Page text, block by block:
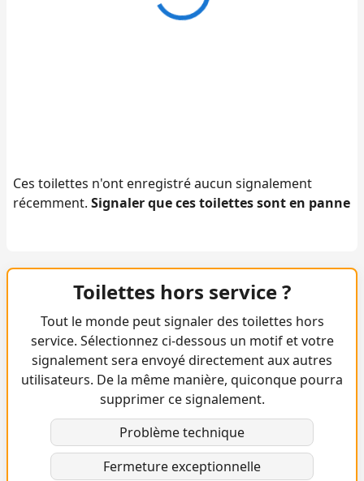
Ces toilettes n'ont enregistré aucun signalement
récemment. Signaler que ces toilettes sont en panne
Toilettes hors service ?
Tout le monde peut signaler des toilettes hors
service. Sélectionnez ci-dessous un motif et votre
signalement sera envoyé directement aux autres
utilisateurs. De la même manière, quiconque pourra
supprimer ce signalement.
Problème technique
Fermeture exceptionnelle